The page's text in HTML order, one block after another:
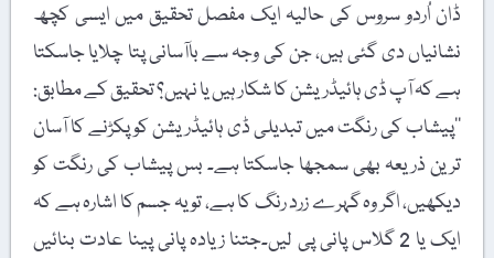
ڈان اُردو سروس کی حالیہ ایک مفصل تحقیق میں ایسی کچھ
نشانیاں دی گئی ہیں، جن کی وجہ سے باآسانی پتا چلایا جاسکتا
ہے کہ آپ ڈی ہائیڈریشن کا شکار ہیں یا نہیں؟ تحقیق کے مطابق:
’’پیشاب کی رنگت میں تبدیلی ڈی ہائیڈریشن کو پکڑنے کا آسان
ترین ذریعہ بھی سمجھا جاسکتا ہے۔ بس پیشاب کی رنگت کو
دیکھیں، اگر وہ گہرے زرد رنگ کا ہے، تو یہ جسم کا اشارہ ہے کہ
ایک یا 2 گلاس پانی پی لیں۔جتنا زیادہ پانی پینا عادت بنائیں